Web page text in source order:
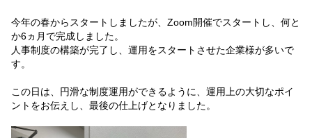
今年の春からスタートしましたが、Zoom開催でスタートし、何と
か6ヵ月で完成しました。
人事制度の構築が完了し、運用をスタートさせた企業様が多いで
す。
この日は、円滑な制度運用ができるように、運用上の大切なポイ
ントをお伝えし、最後の仕上げとなりました。